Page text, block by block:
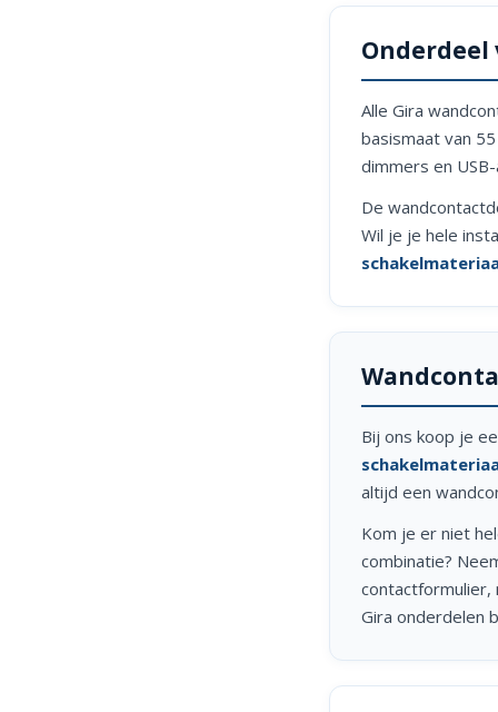
Onderdeel
Alle Gira
basismaat van
dimmers en
De
Wil je je hele
Bij ons koop je
altijd een
Kom je er niet
combinatie?
contactformulier,
Gira onderdelen